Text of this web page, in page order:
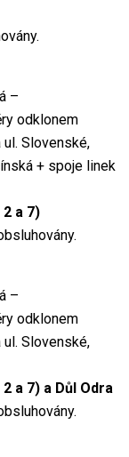
–
odklonem
Slovenské,
+ spoje linek
a 7)
–
odklonem
Slovenské,
a 7) a Důl Odra